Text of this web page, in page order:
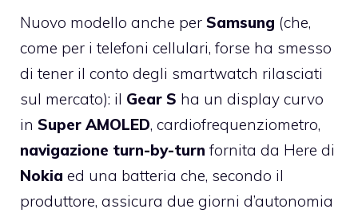
Nuovo modello anche per Samsung (che,
come per i telefoni cellulari, forse ha smesso
di tener il conto degli smartwatch rilasciati
sul mercato): il Gear S ha un display curvo
in Super AMOLED, cardiofrequenziometro,
navigazione turn-by-turn fornita da Here di
Nokia ed una batteria che, secondo il
produttore, assicura due giorni d’autonomia